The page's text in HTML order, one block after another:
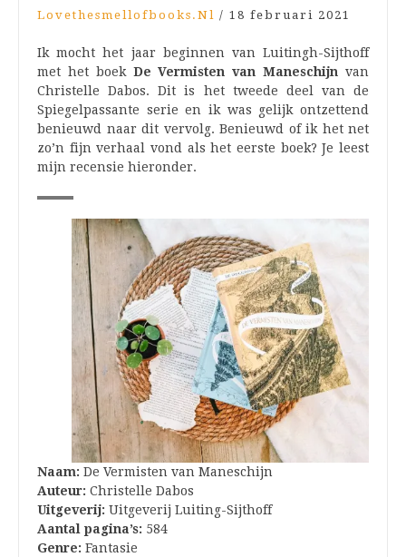
Lovethesmellofbooks.nl / 18 februari 2021
Ik mocht het jaar beginnen van Luitingh-Sijthoff
met het boek De Vermisten van Maneschijnvan
Christelle Dabos. Dit is het tweede deel van de
Spiegelpassante serie en ik was gelijk ontzettend
benieuwd naar dit vervolg. Benieuwd of ik het net
zo’n fijn verhaal vond als het eerste boek? Je leest
mijn recensie hieronder.
Naam: De Vermisten van Maneschijn
Auteur: Christelle Dabos
Uitgeverij: Uitgeverij Luiting-Sijthoff
Aantal pagina’s: 584
Genre: Fantasie